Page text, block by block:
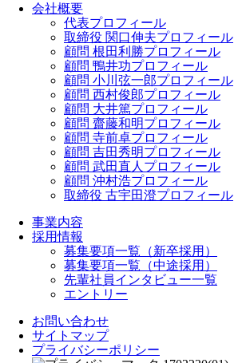
会社概要
代表プロフィール
取締役 関口伸夫プロフィール
顧問 根田利勝プロフィール
顧問 鴨井功プロフィール
顧問 小川弦一郎プロフィール
顧問 西村俊郎プロフィール
顧問 大井篤プロフィール
顧問 齋藤和明プロフィール
顧問 寺前卓プロフィール
顧問 吉田秀明プロフィール
顧問 武田直人プロフィール
顧問 沖村浩プロフィール
取締役 古宇田澄プロフィール
事業内容
採用情報
募集要項一覧（新卒採用）
募集要項一覧（中途採用）
先輩社員インタビュー一覧
エントリー
お問い合わせ
サイトマップ
プライバシーポリシー